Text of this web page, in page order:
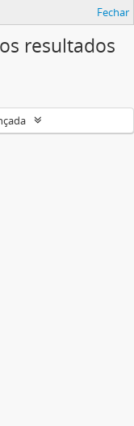
Fechar
resultados